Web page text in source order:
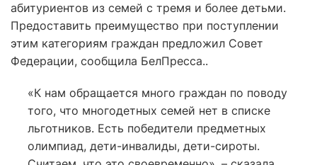
абитуриентов из семей с тремя и более детьми.
Предоставить преимущество при поступлении
этим категориям граждан предложил Совет
Федерации, сообщила БелПресса..
«К нам обращается много граждан по поводу
того, что многодетных семей нет в списке
льготников. Есть победители предметных
олимпиад, дети-инвалиды, дети-сироты.